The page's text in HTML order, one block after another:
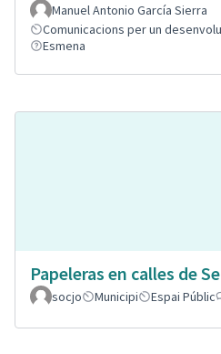
Manuel Antonio García Sierra
Comunicacions per un
Esmena
Papeleras en calles de
socjo
Municipi Espai Públic